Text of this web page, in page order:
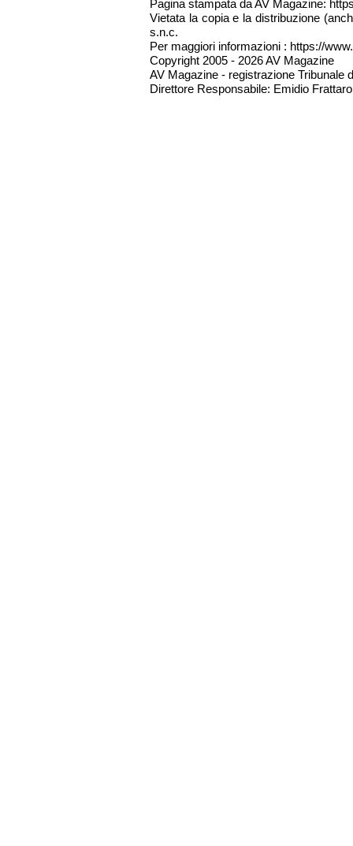
Pagina stampata da AV Magazine:
Vietata la copia e la distribuzione
s.n.c.
Per maggiori informazioni : https://
Copyright 2005 - 2026 AV Magazine
AV Magazine - registrazione Tribunale
Direttore Responsabile: Emidio